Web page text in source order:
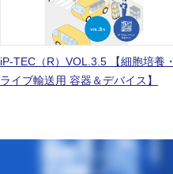
iP-TEC（R）VOL.3.5 【細胞培養・
ライブ輸送用 容器＆デバイス】